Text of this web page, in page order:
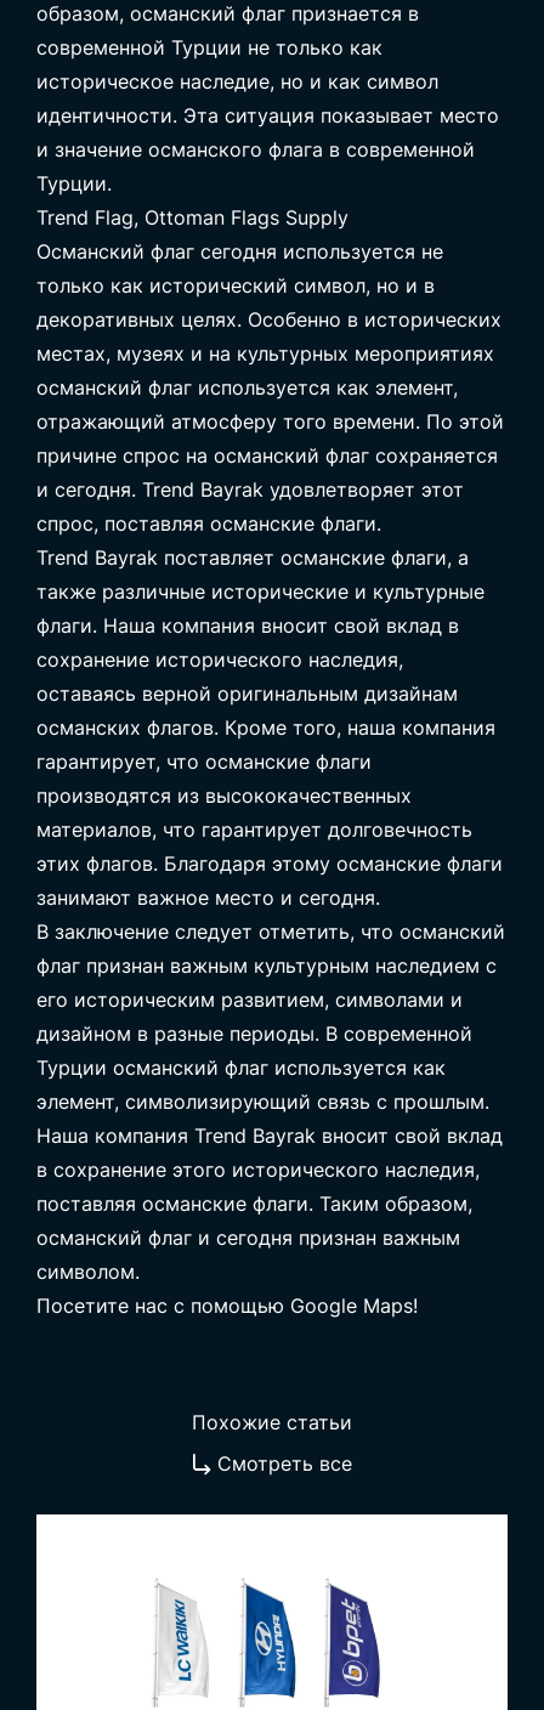
образом, османский флаг признается в
современной Турции не только как
историческое наследие, но и как символ
идентичности. Эта ситуация показывает место
и значение османского флага в современной
Турции.
Trend Flag, Ottoman Flags Supply
Османский флаг сегодня используется не
только как исторический символ, но и в
декоративных целях. Особенно в исторических
местах, музеях и на культурных мероприятиях
османский флаг используется как элемент,
отражающий атмосферу того времени. По этой
причине спрос на османский флаг сохраняется
и сегодня. Trend Bayrak удовлетворяет этот
спрос, поставляя османские флаги.
Trend Bayrak поставляет османские флаги, а
также различные исторические и культурные
флаги. Наша компания вносит свой вклад в
сохранение исторического наследия,
оставаясь верной оригинальным дизайнам
османских флагов. Кроме того, наша компания
гарантирует, что османские флаги
производятся из высококачественных
материалов, что гарантирует долговечность
этих флагов. Благодаря этому османские флаги
занимают важное место и сегодня.
В заключение следует отметить, что османский
флаг признан важным культурным наследием с
его историческим развитием, символами и
дизайном в разные периоды. В современной
Турции османский флаг используется как
элемент, символизирующий связь с прошлым.
Наша компания Trend Bayrak вносит свой вклад
в сохранение этого исторического наследия,
поставляя османские флаги. Таким образом,
османский флаг и сегодня признан важным
символом.
Посетите нас с помощью Google Maps!
Похожие статьи
Смотреть все